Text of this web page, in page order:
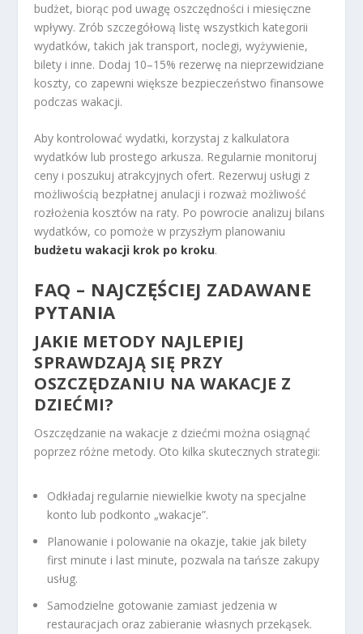
budżet, biorąc pod uwagę oszczędności i miesięczne
wpływy. Zrób szczegółową listę wszystkich kategorii
wydatków, takich jak transport, noclegi, wyżywienie,
bilety i inne. Dodaj 10–15% rezerwę na nieprzewidziane
koszty, co zapewni większe bezpieczeństwo finansowe
podczas wakacji.
Aby kontrolować wydatki, korzystaj z kalkulatora
wydatków lub prostego arkusza. Regularnie monitoruj
ceny i poszukuj atrakcyjnych ofert. Rezerwuj usługi z
możliwością bezpłatnej anulacji i rozważ możliwość
rozłożenia kosztów na raty. Po powrocie analizuj bilans
wydatków, co pomoże w przyszłym planowaniu
budżetu wakacji krok po kroku.
FAQ – NAJCZĘŚCIEJ ZADAWANE
PYTANIA
JAKIE METODY NAJLEPIEJ
SPRAWDZAJĄ SIĘ PRZY
OSZCZĘDZANIU NA WAKACJE Z
DZIEĆMI?
Oszczędzanie na wakacje z dziećmi można osiągnąć
poprzez różne metody. Oto kilka skutecznych strategii:
Odkładaj regularnie niewielkie kwoty na specjalne
konto lub podkonto „wakacje”.
Planowanie i polowanie na okazje, takie jak bilety
first minute i last minute, pozwala na tańsze zakupy
usług.
Samodzielne gotowanie zamiast jedzenia w
restauracjach oraz zabieranie własnych przekąsek.